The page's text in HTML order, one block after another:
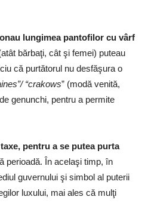
lungimea pantofilor cu vârf
bărbaţi, cât şi femei) puteau
că purtătorul nu desfăşura o
“crakows” (modă venită,
genunchi, pentru a permite
pentru a se putea purta
perioadă. În acelaşi timp, în
guvernului şi simbol al puterii
luxului, mai ales că mulţi